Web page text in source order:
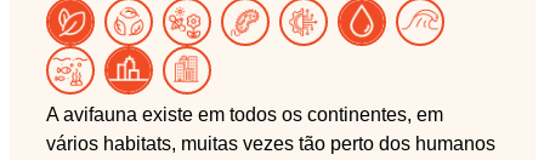
A avifauna existe em todos os continentes, em
vários habitats, muitas vezes tão perto dos humanos